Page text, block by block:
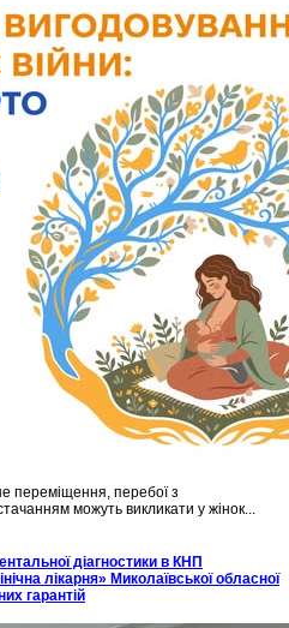
переміщення, перебої з
можуть викликати у жінок...
діагностики в КНП
лікарня» Миколаївської обласної
гарантій